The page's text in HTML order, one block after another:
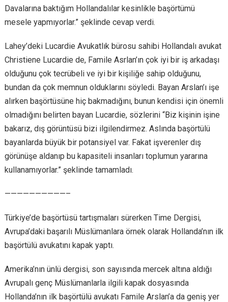
Davalarına baktığım Hollandalılar kesinlikle başörtümü
mesele yapmıyorlar.” şeklinde cevap verdi.
Lahey’deki Lucardie Avukatlık bürosu sahibi Hollandalı avukat
Christiene Lucardie de, Famile Asrlan’ın çok iyi bir iş arkadaşı
olduğunu çok tecrübeli ve iyi bir kişiliğe sahip olduğunu,
bundan da çok memnun olduklarını söyledi. Bayan Arslan’ı işe
alırken başörtüsüne hiç bakmadığını, bunun kendisi için önemli
olmadığını belirten bayan Lucardie, sözlerini “Biz kişinin işine
bakarız, dış görüntüsü bizi ilgilendirmez. Aslında başörtülü
bayanlarda büyük bir potansiyel var. Fakat işverenler dış
görünüşe aldanıp bu kapasiteli insanları toplumun yararına
kullanamıyorlar.” şeklinde tamamladı.
——————————–
Türkiye’de başörtüsü tartışmaları sürerken Time Dergisi,
Avrupa’daki başarılı Müslümanlara örnek olarak Hollanda’nın ilk
başörtülü avukatını kapak yaptı.
Amerika’nın ünlü dergisi, son sayısında mercek altına aldığı
Avrupalı genç Müslümanlarla ilgili kapak dosyasında
Hollanda’nın ilk başörtülü avukatı Famile Arslan’a da geniş yer